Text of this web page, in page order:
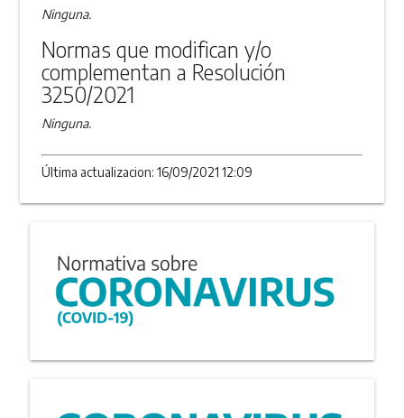
Ninguna.
Normas que modifican y/o
complementan a Resolución
3250/2021
Ninguna.
Última actualizacion: 16/09/2021 12:09